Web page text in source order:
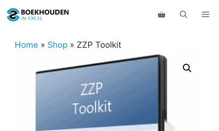
naar
inhoudHome » Shop » ZZP Toolkit